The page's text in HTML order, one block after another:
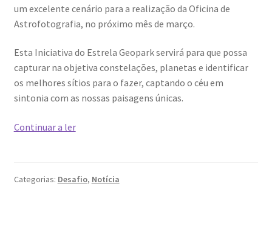
Livros gratuitos de Fotografia
Teletrabalho e Ensino à distância
e1b684ded3f4f5ced561f48734dab24c7032ee3b.html
um excelente cenário para a realização da Oficina de
Astrofotografia, no próximo mês de março.
Esta Iniciativa do Estrela Geopark servirá para que possa
capturar na objetiva constelações, planetas e identificar
os melhores sítios para o fazer, captando o céu em
sintonia com as nossas paisagens únicas.
Continuar a lerWorkshop
Categorias: Desafio, Notícia